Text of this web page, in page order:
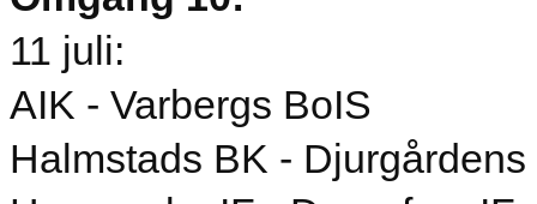
11 juli:
AIK - Varbergs BoIS
Halmstads BK - Djurgårdens